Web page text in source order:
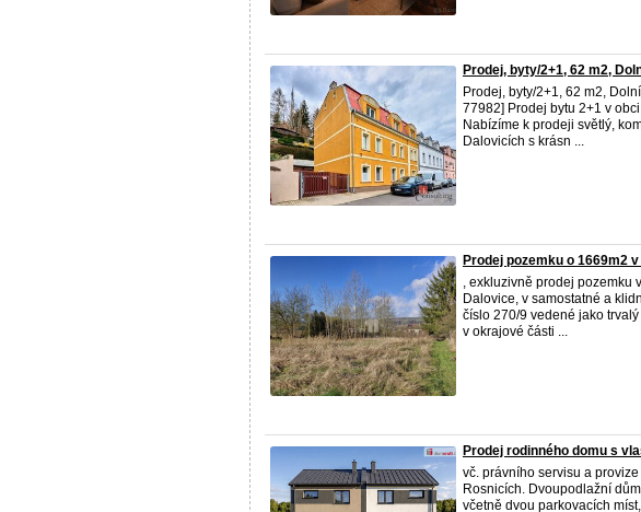
Prodej, byty/2+1, 62 m2,
Prodej, byty/2+1, 62 m2,
77982] Prodej bytu 2+1 v
Nabízíme k prodeji světlý,
Dalovicích s krásn ...
Prodej pozemku o 1669m2
, exkluzivně prodej pozemku
Dalovice, v samostatné a
číslo 270/9 vedené jako
v okrajové části ...
Prodej rodinného domu s
vč. právního servisu a
Rosnicích. Dvoupodlažní
včetně dvou parkovacích